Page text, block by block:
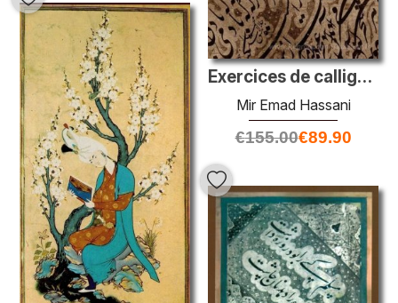
Exercices de calligraphie (détail)
Mir Emad Hassani
€155.00€89.90